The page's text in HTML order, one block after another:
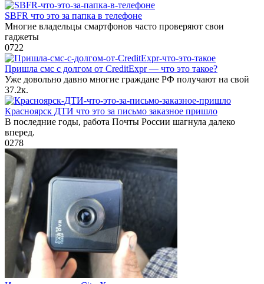
SBFR что это за папка в телефоне
Многие владельцы смартфонов часто проверяют свои
гаджеты
0722
Пришла смс с долгом от CreditExpr — что это такое?
Уже довольно давно многие граждане РФ получают на свой
37.2к.
Красноярск ДТИ что это за письмо заказное пришло
В последние годы, работа Почты России шагнула далеко
вперед.
0278